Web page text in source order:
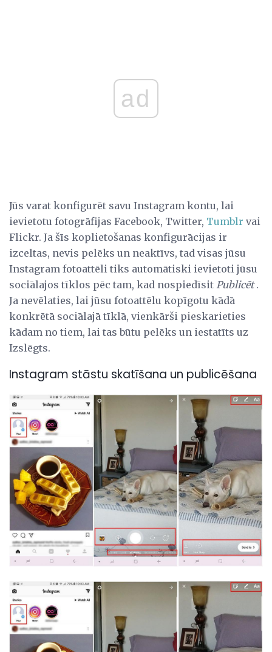
ad
Jūs varat konfigurēt savu Instagram kontu, lai
ievietotu fotogrāfijas Facebook, Twitter, Tumblr vai
Flickr. Ja šīs koplietošanas konfigurācijas ir
izceltas, nevis pelēks un neaktīvs, tad visas jūsu
Instagram fotoattēli tiks automātiski ievietoti jūsu
sociālajos tīklos pēc tam, kad nospiedīsit Publicēt.
Ja nevēlaties, lai jūsu fotoattēlu kopīgotu kādā
konkrētā sociālajā tīklā, vienkārši pieskarieties
kādam no tiem, lai tas būtu pelēks un iestatīts uz
Izslēgts.
Instagram stāstu skatīšana un publicēšana